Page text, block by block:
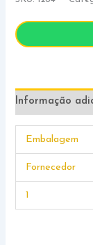
Informação
Embalagem
Fornecedor
1